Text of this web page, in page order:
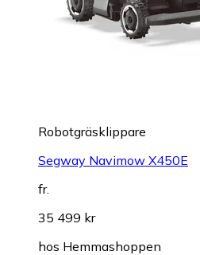
Robotgräsklippare
Segway Navimow X450E
fr.
35 499 kr
hos Hemmashoppen